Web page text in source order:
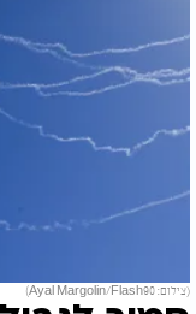
(צילום: Ayal Margolin/Flash90)